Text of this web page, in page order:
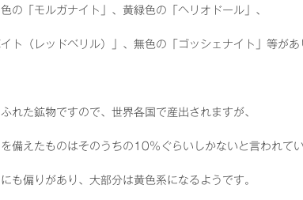
の「モルガナイト」、黄緑色の「ヘリオドール」、
ト（レッドベリル）」、無色の「ゴッシェナイト」等があ
れた鉱物ですので、世界各国で産出されますが、
備えたものはそのうちの10％ぐらいしかないと言われてい
も偏りがあり、大部分は黄色系になるようです。